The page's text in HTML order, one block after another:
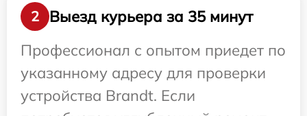
2
Выезд курьера за 35 минут
Профессионал с опытом приедет по
указанному адресу для проверки
устройства Brandt. Если